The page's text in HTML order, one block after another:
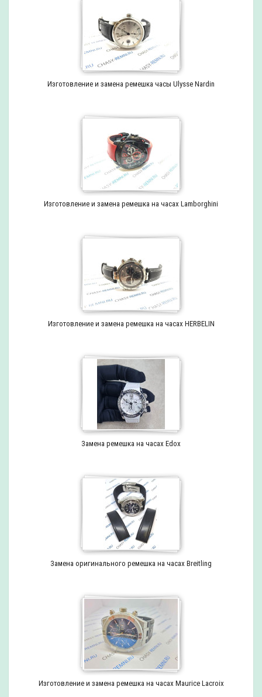
Изготовление и замена ремешка часы Ulysse Nardin
Изготовление и замена ремешка на часах Lamborghini
Изготовление и замена ремешка на часах HERBELIN
Замена ремешка на часах Edox
Замена оригинального ремешка на часах Breitling
Изготовление и замена ремешка на часах Maurice Lacroix